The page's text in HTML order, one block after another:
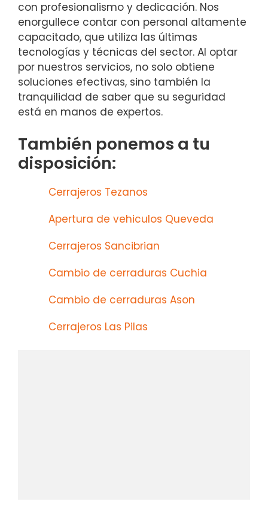
con profesionalismo y dedicación. Nos
enorgullece contar con personal altamente
capacitado, que utiliza las últimas
tecnologías y técnicas del sector. Al optar
por nuestros servicios, no solo obtiene
soluciones efectivas, sino también la
tranquilidad de saber que su seguridad
está en manos de expertos.
También ponemos a tu
disposición:
Cerrajeros Tezanos
Apertura de vehiculos Queveda
Cerrajeros Sancibrian
Cambio de cerraduras Cuchia
Cambio de cerraduras Ason
Cerrajeros Las Pilas